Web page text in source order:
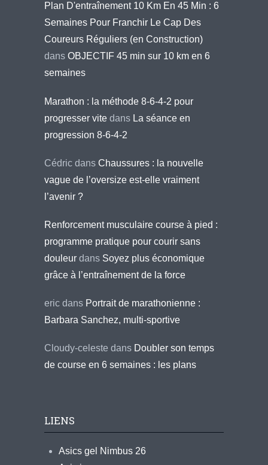
Plan D'entraînement 10 Km En 45 Min : 6
Semaines Pour Franchir Le Cap Des
Coureurs Réguliers (en Construction)
dans OBJECTIF 45 min sur 10 km en 6
semaines
Marathon : la méthode 8-6-4-2 pour
progresser vite dans La séance en
progression 8-6-4-2
Cédric dans Chaussures : la nouvelle
vague de l’oversize est-elle vraiment
l’avenir ?
Renforcement musculaire course à pied :
programme pratique pour courir sans
douleur dans Soyez plus économique
grâce à l’entraînement de la force
eric dans Portrait de marathonienne :
Barbara Sanchez, multi-sportive
Cloudy-celeste dans Doubler son temps
de course en 6 semaines : les plans
LIENS
Asics gel Nimbus 26